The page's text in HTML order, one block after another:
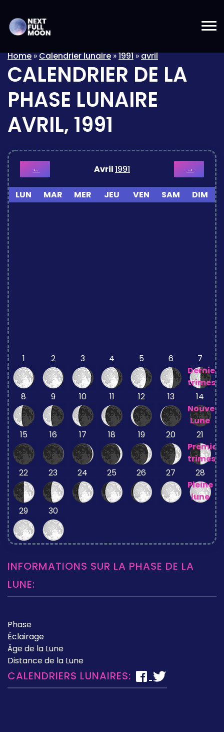
Home»Calendrier lunaire»1991»avril
CALENDRIER DE LA
PHASE LUNAIRE
AVRIL, 1991
← Avril1991 →
LUN MAR MER JEU VEN SAM DIM
1 2 3 4 5 6
7
Dernier
8
9 10 11 12 13
14
Nouvelle
Lune
15
16 17 18 19 20
21
Premier
22
23 24 25 26 27
28
Pleine
lune
29
30
INFORMATIONS SUR LA PHASE DE LA
LUNE:
Phase
Éclairage
Âge de la Lune
Distance de la Lune
CALENDRIERS LUNAIRES: